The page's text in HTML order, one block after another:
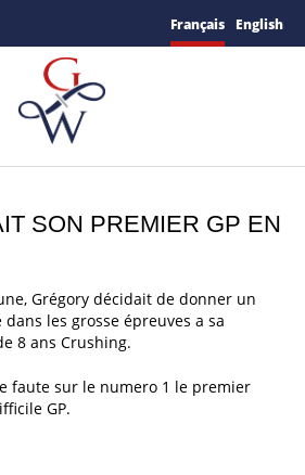
Français English
SON PREMIER GP EN
Grégory décidait de donner un
les grosse épreuves a sa
8 ans Crushing.
faute sur le numero 1 le premier
GP.